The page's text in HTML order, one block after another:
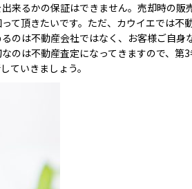
来るかの保証はできません。売却時の販
て頂きたいです。ただ、カウイエでは不
のは不動産会社ではなく、お客様ご自身
のは不動産査定になってきますので、第
ていきましょう。